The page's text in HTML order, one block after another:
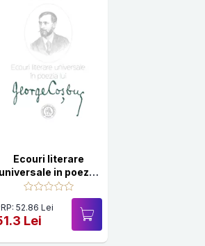
Ecouri literare
universale in poezia
lui George Cosbuc.
Studiu de literatura
comparata
52.86 Lei
Lei